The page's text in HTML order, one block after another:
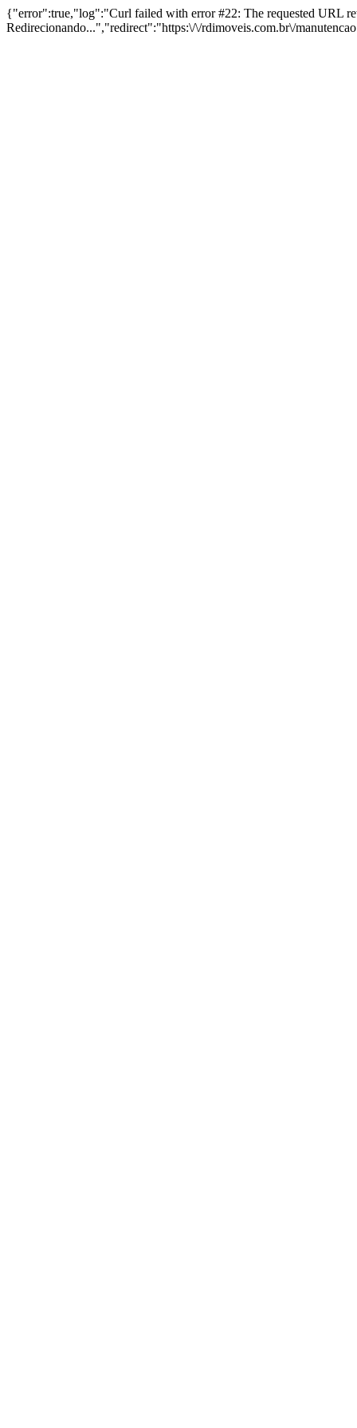
{"error":true,"log":"Curl failed with error #22: The requested URL
Redirecionando...","redirect":"https:\/\/rdimoveis.com.br\/